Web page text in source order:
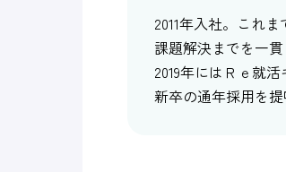
2011年入社。これ
課題解決までを一
2019年にはＲｅ就
新卒の通年採用を